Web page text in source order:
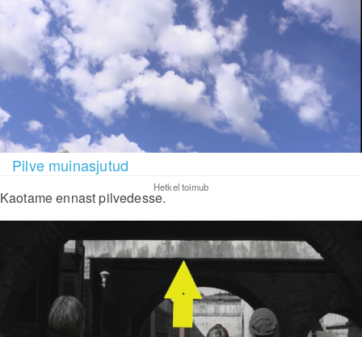
Pilve muinasjutud
Hetkel toimub
Kaotame ennast pilvedesse.